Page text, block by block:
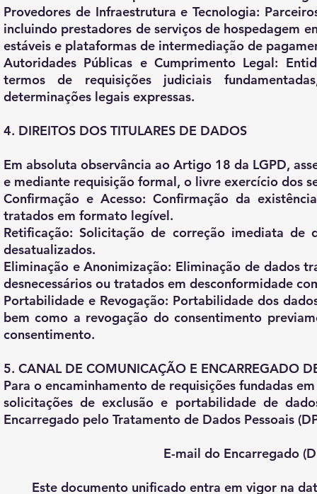
Provedores de Infraestrutura e Tecnologia:
incluindo prestadores de serviços de hospedagem
estáveis e plataformas de intermediação de
Autoridades Públicas e Cumprimento Legal:
termos de requisições judiciais
determinações legais expressas.
4. DIREITOS DOS TITULARES DE DADOS
Em absoluta observância ao Artigo 18 da LGPD,
e mediante requisição formal, o livre exercício dos
Confirmação e Acesso: Confirmação da
tratados em formato legível.
Retificação:Solicitação de correção imediata de
desatualizados.
Eliminação e Anonimização: Eliminação de dados
desnecessários ou tratados em desconformidade
Portabilidade e Revogação: Portabilidade dos
bem como a revogação do consentimento
consentimento.
5. CANAL DE COMUNICAÇÃO E ENCARREGADO
Para o encaminhamento de requisições fundadas
solicitações de exclusão e portabilidade de
Encarregado pelo Tratamento de Dados Pessoais
E-mail do Encarregado
Este documento unificado entra em vigor na